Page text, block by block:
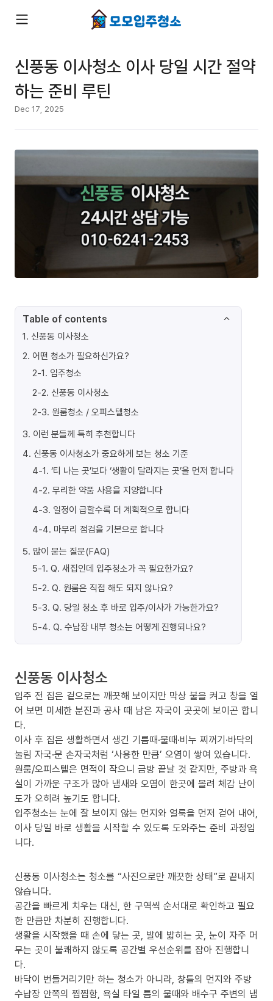
신풍동 이사청소 이사 당일 시간 절약
하는 준비 루틴
Dec 17, 2025
Table of contents
1. 신풍동 이사청소
2. 어떤 청소가 필요하신가요?
2-1. 입주청소
2-2. 신풍동 이사청소
2-3. 원룸청소 / 오피스텔청소
3. 이런 분들께 특히 추천합니다
4. 신풍동 이사청소가 중요하게 보는 청소 기준
4-1. ‘티 나는 곳’보다 ‘생활이 달라지는 곳’을 먼저 합니다
4-2. 무리한 약품 사용을 지양합니다
4-3. 일정이 급할수록 더 계획적으로 합니다
4-4. 마무리 점검을 기본으로 합니다
5. 많이 묻는 질문(FAQ)
5-1. Q. 새집인데 입주청소가 꼭 필요한가요?
5-2. Q. 원룸은 직접 해도 되지 않나요?
5-3. Q. 당일 청소 후 바로 입주/이사가 가능한가요?
5-4. Q. 수납장 내부 청소는 어떻게 진행되나요?
신풍동 이사청소
입주 전 집은 겉으로는 깨끗해 보이지만 막상 불을 켜고 창을 열
어 보면 미세한 분진과 공사 때 남은 자국이 곳곳에 보이곤 합니
다.
이사 후 집은 생활하면서 생긴 기름때·물때·비누 찌꺼기·바닥의
눌림 자국·문 손자국처럼 ‘사용한 만큼’ 오염이 쌓여 있습니다.
원룸/오피스텔은 면적이 작으니 금방 끝날 것 같지만, 주방과 욕
실이 가까운 구조가 많아 냄새와 오염이 한곳에 몰려 체감 난이
도가 오히려 높기도 합니다.
입주청소는 눈에 잘 보이지 않는 먼지와 얼룩을 먼저 걷어 내어,
이사 당일 바로 생활을 시작할 수 있도록 도와주는 준비 과정입
니다.
신풍동 이사청소는 청소를 “사진으로만 깨끗한 상태”로 끝내지
않습니다.
공간을 빠르게 치우는 대신, 한 구역씩 순서대로 확인하고 필요
한 만큼만 차분히 진행합니다.
생활을 시작했을 때 손에 닿는 곳, 발에 밟히는 곳, 눈이 자주 머
무는 곳이 불쾌하지 않도록 공간별 우선순위를 잡아 진행합니
다.
바닥이 번들거리기만 하는 청소가 아니라, 창틀의 먼지와 주방
수납장 안쪽의 찝찝함, 욕실 타일 틈의 물때와 배수구 주변의 냄